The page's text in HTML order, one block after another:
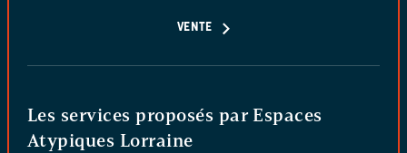
VENTE
Les services proposés par Espaces
Atypiques Lorraine